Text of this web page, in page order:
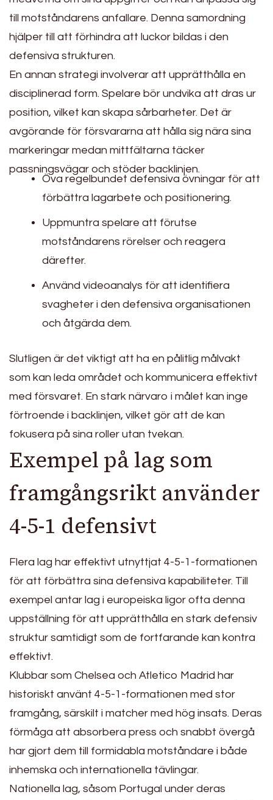
till motståndarens anfallare. Denna samordning
hjälper till att förhindra att luckor bildas i den
defensiva strukturen.
En annan strategi involverar att upprätthålla en
disciplinerad form. Spelare bör undvika att dras ur
position, vilket kan skapa sårbarheter. Det är
avgörande för försvararna att hålla sig nära sina
markeringar medan mittfältarna täcker
passningsvägar och stöder backlinjen.
Öva regelbundet defensiva övningar för att
förbättra lagarbete och positionering.
Uppmuntra spelare att förutse
motståndarens rörelser och reagera
därefter.
Använd videoanalys för att identifiera
svagheter i den defensiva organisationen
och åtgärda dem.
Slutligen är det viktigt att ha en pålitlig målvakt
som kan leda området och kommunicera effektivt
med försvaret. En stark närvaro i målet kan inge
förtroende i backlinjen, vilket gör att de kan
fokusera på sina roller utan tvekan.
Exempel på lag som
framgångsrikt använder
4-5-1 defensivt
Flera lag har effektivt utnyttjat 4-5-1-formationen
för att förbättra sina defensiva kapabiliteter. Till
exempel antar lag i europeiska ligor ofta denna
uppställning för att upprätthålla en stark defensiv
struktur samtidigt som de fortfarande kan kontra
effektivt.
Klubbar som Chelsea och Atletico Madrid har
historiskt använt 4-5-1-formationen med stor
framgång, särskilt i matcher med hög insats. Deras
förmåga att absorbera press och snabbt övergå
har gjort dem till formidabla motståndare i både
inhemska och internationella tävlingar.
Nationella lag, såsom Portugal under deras